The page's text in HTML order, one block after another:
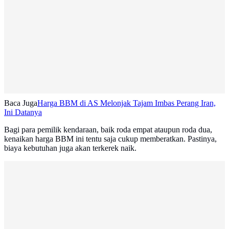
Baca JugaHarga BBM di AS Melonjak Tajam Imbas Perang Iran,
Ini Datanya
Bagi para pemilik kendaraan, baik roda empat ataupun roda dua,
kenaikan harga BBM ini tentu saja cukup memberatkan. Pastinya,
biaya kebutuhan juga akan terkerek naik.